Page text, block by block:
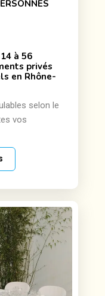
à 56
privés
en Rhône-
selon le
vos